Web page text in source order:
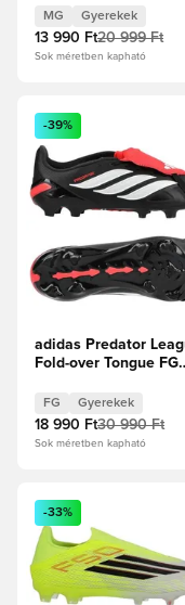
MG Gyerekek
13 990 Ft20 999 Ft
Sok méretben kapható
Megnyit egy
-39%
adidas Predator
Fold-over Tongue FG
Black/Fehér cipők/
Élénkpiros Gyerek
FG Gyerekek
18 990 Ft30 990 Ft
Sok méretben kapható
Megnyit egy
-33%